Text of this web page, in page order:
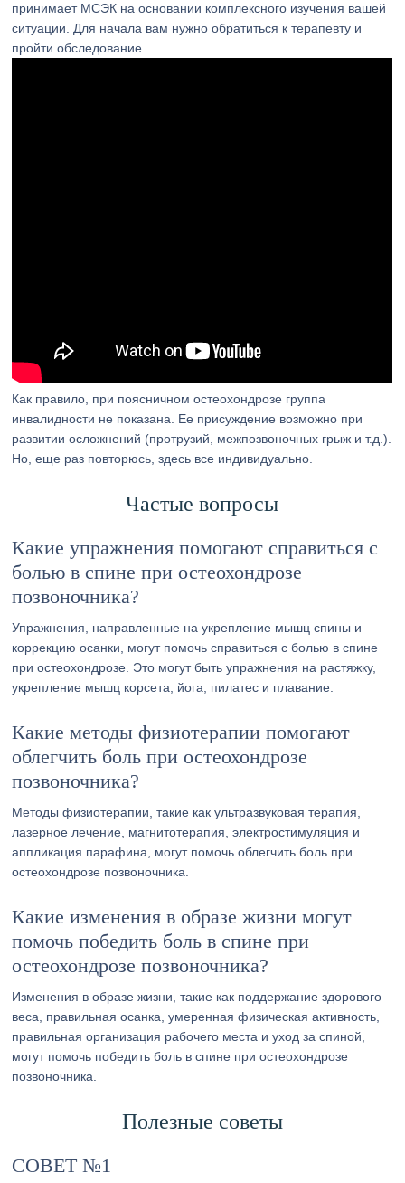
принимает МСЭК на основании комплексного изучения вашей
ситуации. Для начала вам нужно обратиться к терапевту и
пройти обследование.
Как правило, при поясничном остеохондрозе группа
инвалидности не показана. Ее присуждение возможно при
развитии осложнений (протрузий, межпозвоночных грыж и т.д.).
Но, еще раз повторюсь, здесь все индивидуально.
Частые вопросы
Какие упражнения помогают справиться с
болью в спине при остеохондрозе
позвоночника?
Упражнения, направленные на укрепление мышц спины и
коррекцию осанки, могут помочь справиться с болью в спине
при остеохондрозе. Это могут быть упражнения на растяжку,
укрепление мышц корсета, йога, пилатес и плавание.
Какие методы физиотерапии помогают
облегчить боль при остеохондрозе
позвоночника?
Методы физиотерапии, такие как ультразвуковая терапия,
лазерное лечение, магнитотерапия, электростимуляция и
аппликация парафина, могут помочь облегчить боль при
остеохондрозе позвоночника.
Какие изменения в образе жизни могут
помочь победить боль в спине при
остеохондрозе позвоночника?
Изменения в образе жизни, такие как поддержание здорового
веса, правильная осанка, умеренная физическая активность,
правильная организация рабочего места и уход за спиной,
могут помочь победить боль в спине при остеохондрозе
позвоночника.
Полезные советы
СОВЕТ №1